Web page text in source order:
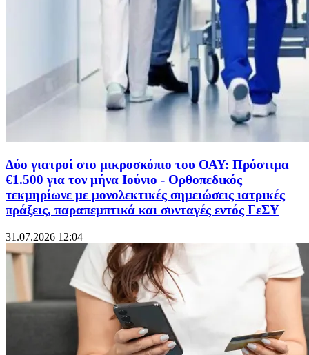
Δύο γιατροί στο μικροσκόπιο του ΟΑΥ: Πρόστιμα
€1.500 για τον μήνα Ιούνιο - Ορθοπεδικός
τεκμηρίωνε με μονολεκτικές σημειώσεις ιατρικές
πράξεις, παραπεμπτικά και συνταγές εντός ΓεΣΥ
31.07.2026 12:04